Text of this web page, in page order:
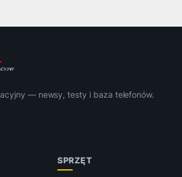
— newsy, testy i baza telefonów.
SPRZĘT